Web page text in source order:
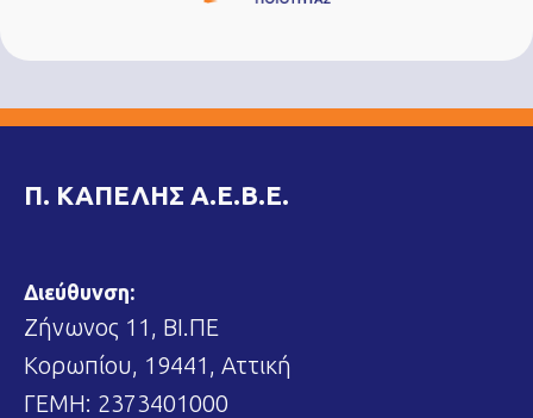
Π. ΚΑΠΕΛΗΣ Α.Ε.Β.Ε.
Διεύθυνση:
Ζήνωνος 11, ΒΙ.ΠΕ
Κορωπίου, 19441, Αττική
ΓΕΜΗ: 2373401000